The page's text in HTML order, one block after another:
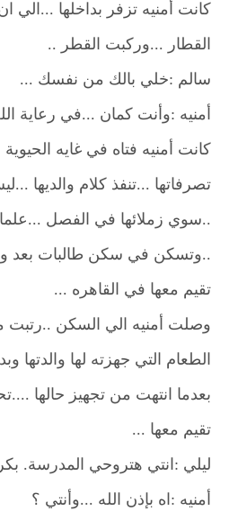
كانت أمنيه تزفر بداخلها
القطار ...وركبت القطر ..
سالم :خلي بالك من نفسك ...
أمنيه :وأنت كمان ...في رعاية
كانت أمنيه فتاه في غايه
تصرفاتها ...تنفذ كلام والديها
..سوي زملائها في الفصل
..وتسكن في سكن طالبات بعد
تقيم معها في القاهره ...
وصلت أمنيه الي السكن ..رتبت
الطعام التي جهزته لها والدتها
بعدما انتهت من تجهيز حالها
تقيم معها ...
ليلي :انتي هتروحي المدرسة.
أمنيه :اه بإذن الله ...وأنتي ؟